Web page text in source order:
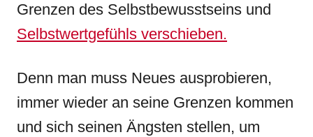
Grenzen des Selbstbewusstseins und
Selbstwertgefühls verschieben.
Denn man muss Neues ausprobieren,
immer wieder an seine Grenzen kommen
und sich seinen Ängsten stellen, um